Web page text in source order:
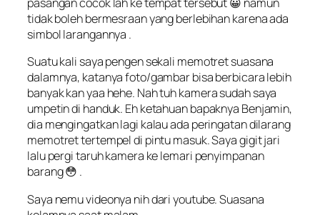
tidak boleh bermesraan yang berlebihan karena ada
simbol larangannya .
Suatu kali saya pengen sekali memotret suasana
dalamnya, katanya foto/gambar bisa berbicara lebih
banyak kan yaa hehe. Nah tuh kamera sudah saya
umpetin di handuk. Eh ketahuan bapaknya Benjamin,
dia mengingatkan lagi kalau ada peringatan dilarang
memotret tertempel di pintu masuk. Saya gigit jari
lalu pergi taruh kamera ke lemari penyimpanan
barang 😳 .
Saya nemu videonya nih dari youtube. Suasana